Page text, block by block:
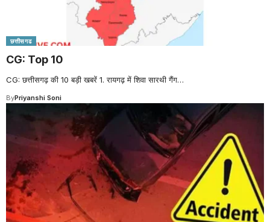
छत्तीसगढ
CG: Top 10
CG: छत्तीसगढ़ की 10 बड़ी खबरें 1. रायगढ़ में शिवा सारथी गैंग…
ByPriyanshi Soni